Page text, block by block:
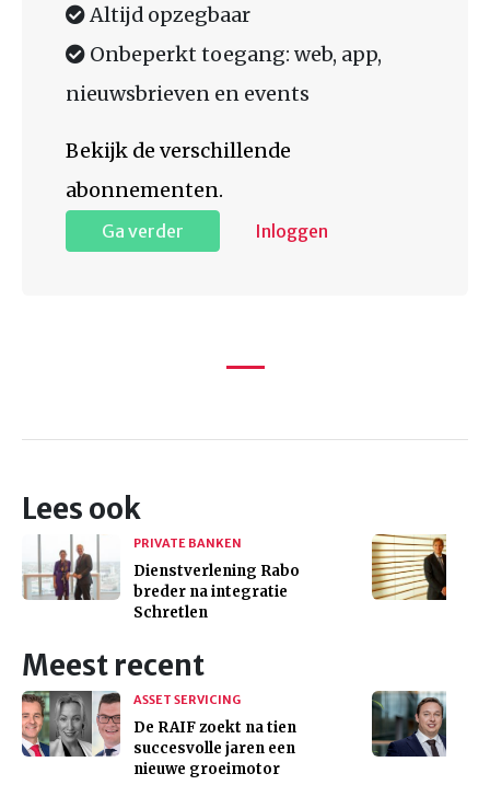
Altijd opzegbaar
Onbeperkt toegang: web, app,
nieuwsbrieven en events
Bekijk de verschillende
abonnementen.
Ga verder Inloggen
Lees ook
PRIVATE BANKEN
Dienstverlening Rabo
breder na integratie
Schretlen
Meest recent
ASSET SERVICING
De RAIF zoekt na tien
succesvolle jaren een
nieuwe groeimotor